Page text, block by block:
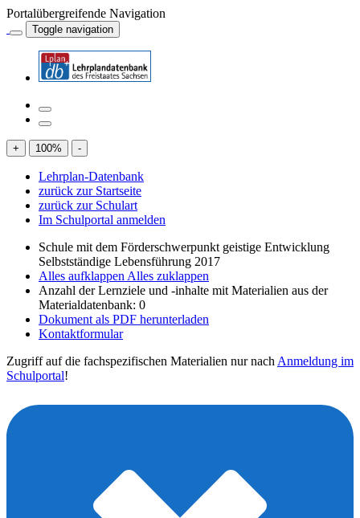
Portalübergreifende Navigation
Toggle navigation
+ 100% -
Lehrplan-Datenbank
zurück zur Startseite
zurück zur Schulart
Im Schulportal anmelden
Schule mit dem Förderschwerpunkt geistige Entwicklung
Selbstständige Lebensführung 2017
Alles aufklappen Alles zuklappen
Anzahl der Lernziele und -inhalte mit Materialien aus der
Materialdatenbank: 0
Dokument als PDF herunterladen
Kontaktformular
Zugriff auf die fachspezifischen Materialien nur nach Anmeldung im
Schulportal!